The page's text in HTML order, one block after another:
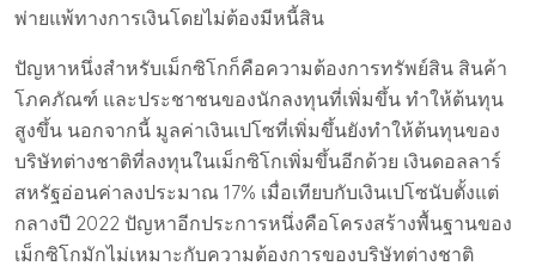
พ่ายแพ้ทางการเงินโดยไม่ต้องมีหนี้สิน
ปัญหาหนึ่งสำหรับเม็กซิโกก็คือความต้องการทรัพย์สิน สินค้า
โภคภัณฑ์ และประชาชนของนักลงทุนที่เพิ่มขึ้น ทำให้ต้นทุน
สูงขึ้น นอกจากนี้ มูลค่าเงินเปโซที่เพิ่มขึ้นยังทำให้ต้นทุนของ
บริษัทต่างชาติที่ลงทุนในเม็กซิโกเพิ่มขึ้นอีกด้วย เงินดอลลาร์
สหรัฐอ่อนค่าลงประมาณ 17% เมื่อเทียบกับเงินเปโซนับตั้งแต่
กลางปี ​​2022 ปัญหาอีกประการหนึ่งคือโครงสร้างพื้นฐานของ
เม็กซิโกมักไม่เหมาะกับความต้องการของบริษัทต่างชาติ